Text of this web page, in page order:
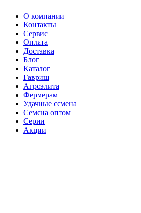
О компании
Контакты
Сервис
Оплата
Доставка
Блог
Каталог
Гавриш
Агроэлита
Фермерам
Удачные семена
Семена оптом
Серии
Акции